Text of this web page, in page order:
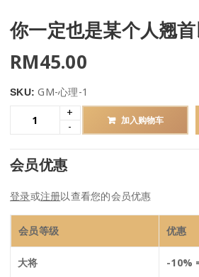
你一定也是某个人翘
RM45.00
SKU:GM-心理-1
加入购物车
会员优惠
登录或注册以查看您的会员优惠
会员等级 优惠
大将 -10%